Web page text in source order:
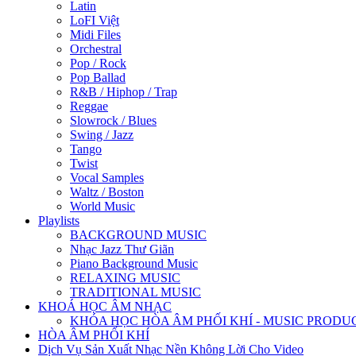
Latin
LoFI Việt
Midi Files
Orchestral
Pop / Rock
Pop Ballad
R&B / Hiphop / Trap
Reggae
Slowrock / Blues
Swing / Jazz
Tango
Twist
Vocal Samples
Waltz / Boston
World Music
Playlists
BACKGROUND MUSIC
Nhạc Jazz Thư Giãn
Piano Background Music
RELAXING MUSIC
TRADITIONAL MUSIC
KHOÁ HỌC ÂM NHẠC
KHÓA HỌC HÒA ÂM PHỐI KHÍ - MUSIC
HÒA ÂM PHỐI KHÍ
Dịch Vụ Sản Xuất Nhạc Nền Không Lời Cho Video